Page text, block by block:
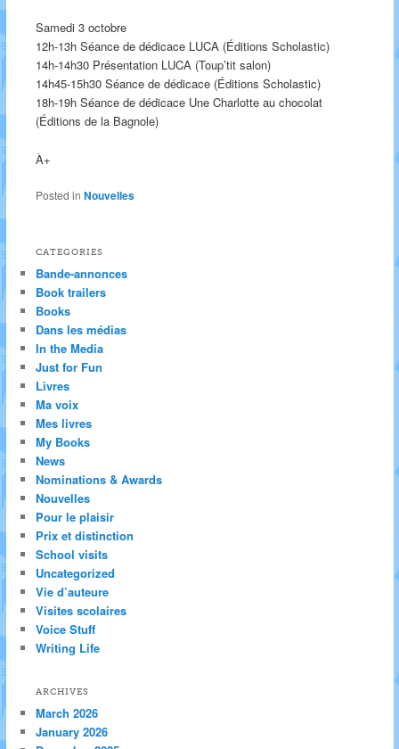
Samedi 3 octobre
12h-13h Séance de dédicace LUCA (Éditions Scholastic)
14h-14h30 Présentation LUCA (Toup’tit salon)
14h45-15h30 Séance de dédicace (Éditions Scholastic)
18h-19h Séance de dédicace Une Charlotte au chocolat
(Éditions de la Bagnole)
À+
Posted in Nouvelles
CATEGORIES
Bande-annonces
Book trailers
Books
Dans les médias
In the Media
Just for Fun
Livres
Ma voix
Mes livres
My Books
News
Nominations & Awards
Nouvelles
Pour le plaisir
Prix et distinction
School visits
Uncategorized
Vie d’auteure
Visites scolaires
Voice Stuff
Writing Life
ARCHIVES
March 2026
January 2026